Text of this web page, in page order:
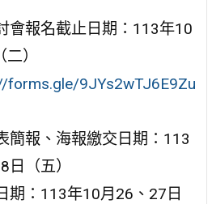
會報名截止日期：113年10
）
forms.gle/9JYs2wTJ6E9Zu
簡報、海報繳交日期：113
日（五）
期：113年10月26、27日